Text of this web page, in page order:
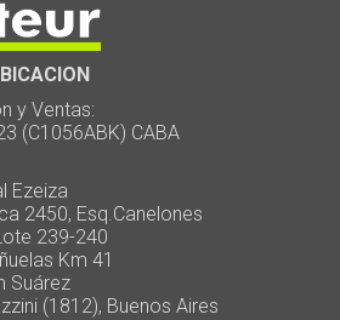
y Ventas:
(C1056ABK) CABA
2450, Esq.Canelones
239-240
Km 41
Suárez
(1812), Buenos Aires